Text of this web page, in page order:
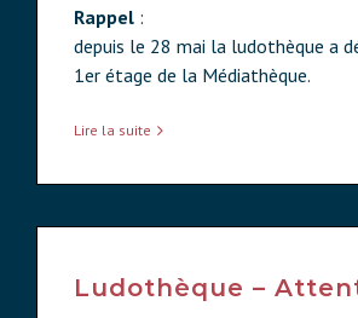
Rappel :
depuis le 28 mai la ludothèque a
1er étage de la Médiathèque.
Lire la suite
Ludothèque –